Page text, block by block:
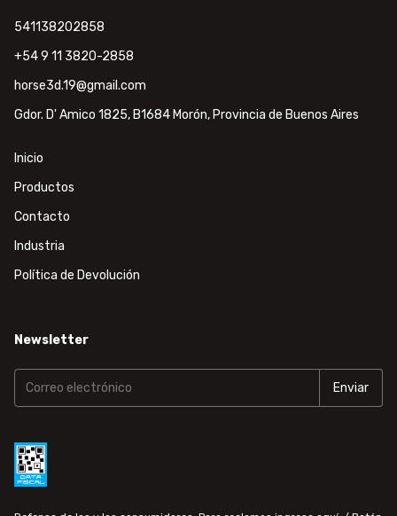
541138202858
+54 9 11 3820-2858
horse3d.19@gmail.com
Gdor. D' Amico 1825, B1684 Morón, Provincia de Buenos Aires
Inicio
Productos
Contacto
Industria
Política de Devolución
Newsletter